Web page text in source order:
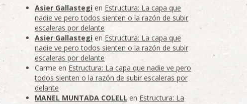
Asier Gallastegi en Estructura: La capa que
nadie ve pero todos sienten o la razón de subir
escaleras por delante
Asier Gallastegi en Estructura: La capa que
nadie ve pero todos sienten o la razón de subir
escaleras por delante
Carme en Estructura: La capa que nadie ve pero
todos sienten o la razón de subir escaleras por
delante
MANEL MUNTADA COLELL en Estructura: La